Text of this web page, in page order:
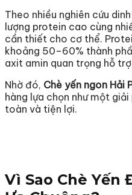
Theo nhiều nghiên cứu
lượng protein cao cùng
cần thiết cho cơ thể.
khoảng 50–60% thành
axit amin quan trọng hỗ
Nhờ đó, Chè yến ngon Hải
hàng lựa chọn như một
toàn và tiện lợi.
Vì Sao Chè Yến